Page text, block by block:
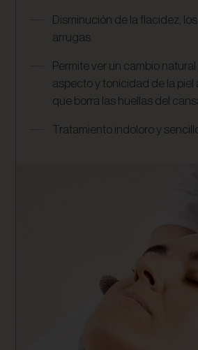
Disminución de la flacidez,
arrugas.
Permite ver un cambio natural
aspecto y tonicidad de la piel
que borra las huellas del
Tratamiento indoloro y